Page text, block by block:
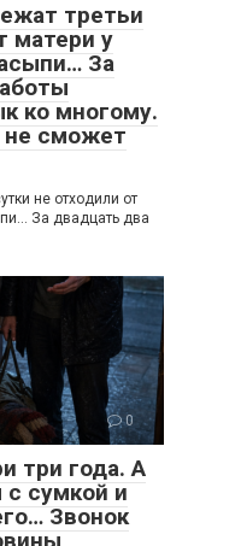
третьи
матери у
За
ко многому.
не сможет
не отходили от
За двадцать два
0
три года. А
сумкой и
Звонок